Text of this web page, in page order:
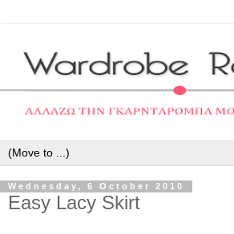
Wednesday, 6 October 2010
Easy Lacy Skirt